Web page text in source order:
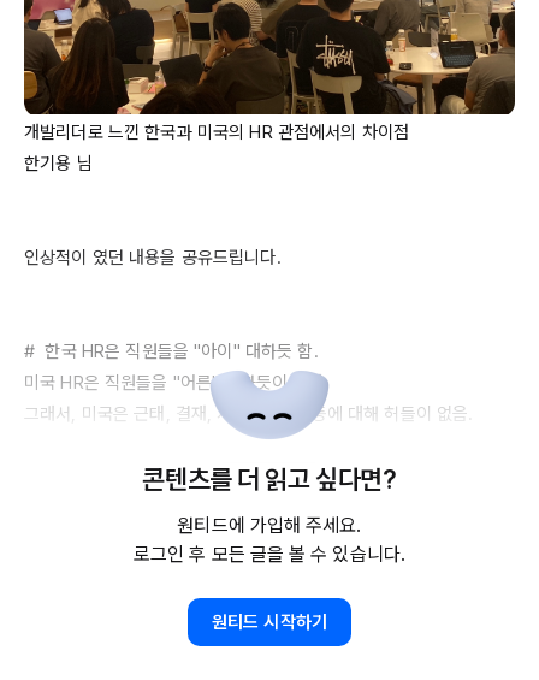
개발리더로 느낀 한국과 미국의 HR 관점에서의 차이점
한기용 님
인상적이 였던 내용을 공유드립니다.
#  한국 HR은 직원들을 "아이" 대하듯 함.
미국 HR은 직원들을 "어른" 대하듯이 한다.
그래서, 미국은 근태, 결재, 지출, 출장 등등에 대해 허들이 없음.
# 야후 첫매니저 시절 (용동: 중국계 미국인)에게 배웠던 내용
콘텐츠를 더 읽고 싶다면?
원티드에 가입해 주세요.
로그인 후 모든 글을 볼 수 있습니다.
원티드 시작하기